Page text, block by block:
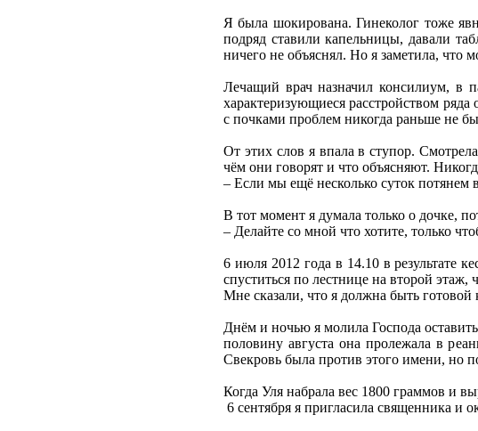
Я была шокирована. Гинеколог тоже
подряд ставили капельницы, давали
ничего не объяснял. Но я заметила, что
Лечащий врач назначил консилиум, в
характеризующиеся расстройством ряда
с почками проблем никогда раньше не
От этих слов я впала в ступор.
чём они говорят и что объясняют.
– Если мы ещё несколько суток потянем
В тот момент я думала только о дочке,
– Делайте со мной что хотите, только
6 июля 2012 года в 14.10 в результате
спуститься по лестнице на второй
Мне сказали, что я должна быть готовой
Днём и ночью я молила Господа
половину августа она пролежала в
Свекровь была против этого имени, но
Когда Уля набрала вес 1800 граммов и
6 сентября я пригласила священника и